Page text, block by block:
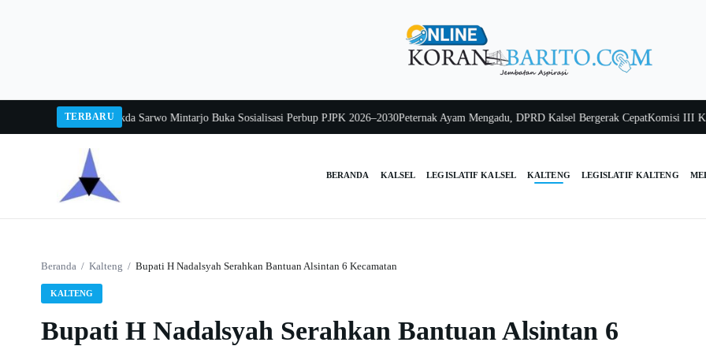
TERBARU
Balang 2026Pj Sekda Sarwo Mintarjo Buka Sosialisasi Perbup PJPK 2026–2030Peternak Ayam Mengadu, DPRD Kalsel Bergerak Cepat Komisi III Kalsel
BERANDA KALSEL LEGISLATIF KALSEL KALTENG LEGISLATIF KALTENG
Beranda / Kalteng / Bupati H Nadalsyah Serahkan Bantuan Alsintan 6 Kecamatan
KALTENG
Bupati H Nadalsyah Serahkan Bantuan Alsintan 6